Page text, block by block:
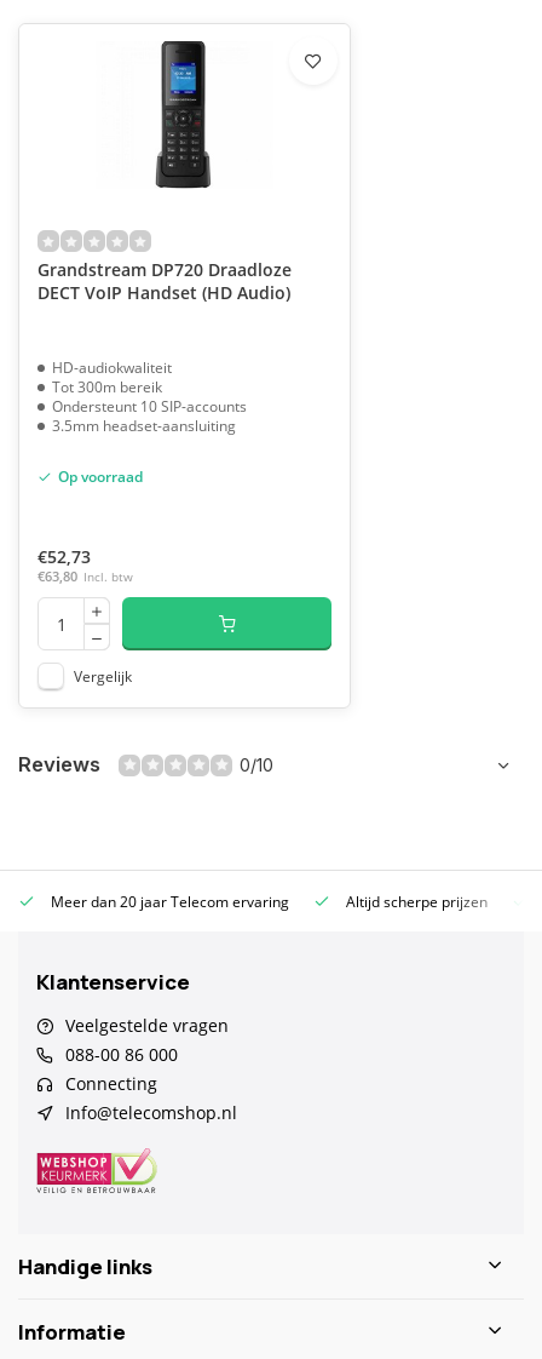
Grandstream DP720 Draadloze
DECT VoIP Handset (HD Audio)
HD-audiokwaliteit
Tot 300m bereik
Ondersteunt 10 SIP-accounts
3.5mm headset-aansluiting
Op voorraad
€52,73
€63,80 Incl. btw
Vergelijk
Reviews 0/10
Meer dan 20 jaar Telecom ervaring Altijd scherpe prijzen
Klantenservice
Veelgestelde vragen
088-00 86 000
Connecting
Info@telecomshop.nl
Handige links
Informatie